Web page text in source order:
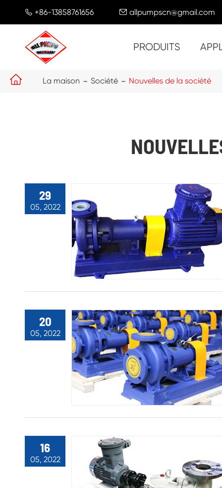
 +86-13858761656  allpumpscn@gmail.com
PRODUITS
 La maison Société Nouvelles de la société
29
05, 2022
20
05, 2022
16
05, 2022